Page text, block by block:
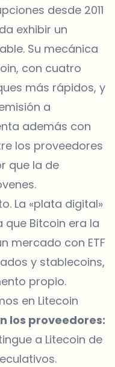
desde 2011
exhibir un
Su mecánica
con cuatro
más rápidos, y
a
además con
los proveedores
que la de
La «plata digital»
que Bitcoin era la
mercado con ETF
y stablecoins,
propio.
en Litecoin
los proveedores:
a Litecoin de